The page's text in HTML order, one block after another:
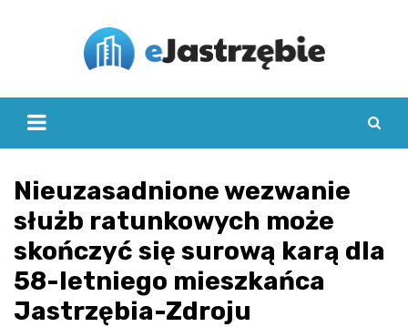
Nieuzasadnione wezwanie
służb ratunkowych może
skończyć się surową karą dla
58-letniego mieszkańca
Jastrzębia-Zdroju